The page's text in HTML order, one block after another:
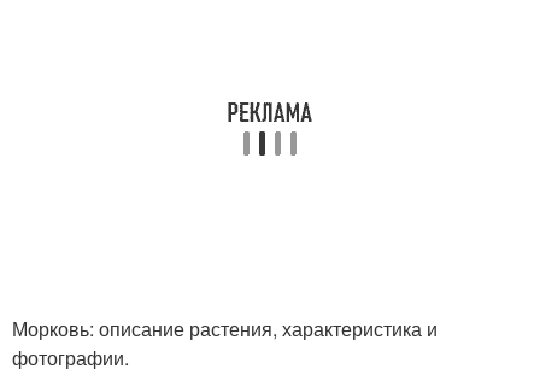
Морковь: описание растения, характеристика и
фотографии.